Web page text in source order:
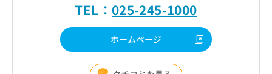
TEL： 025-245-1000
ホームページ